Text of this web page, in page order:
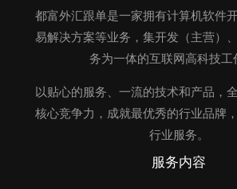
都富外汇跟单是一家拥有计算机软件
易解决方案等业务，集开发（主营）
务为一体的互联网高科技工
以贴心的服务、一流的技术和产品，
核心竞争力，成就最优秀的行业品牌
行业服务。
服务内容